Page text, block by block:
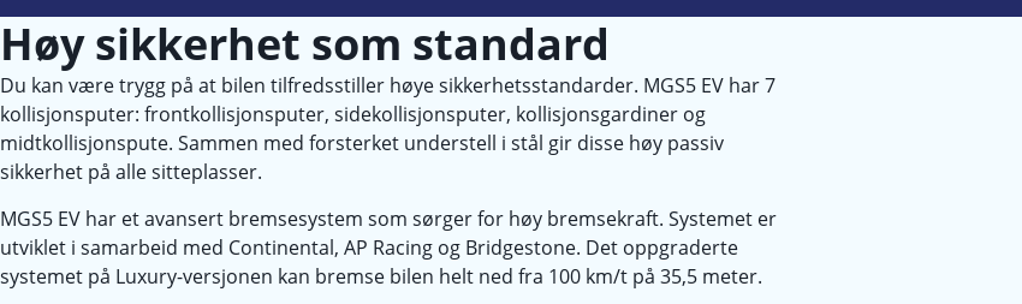
Høy sikkerhet som standard
Du kan være trygg på at bilen tilfredsstiller høye sikkerhetsstandarder. MGS5 EV har 7
kollisjonsputer: frontkollisjonsputer, sidekollisjonsputer, kollisjonsgardiner og
midtkollisjonspute. Sammen med forsterket understell i stål gir disse høy passiv
sikkerhet på alle sitteplasser.
MGS5 EV har et avansert bremsesystem som sørger for høy bremsekraft. Systemet er
utviklet i samarbeid med Continental, AP Racing og Bridgestone. Det oppgraderte
systemet på Luxury-versjonen kan bremse bilen helt ned fra 100 km/t på 35,5 meter.